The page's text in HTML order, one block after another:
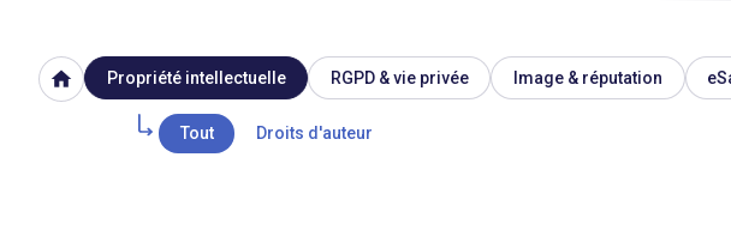
home Propriété intellectuelle RGPD & vie privée Image & réputation
Tout Droits d'auteur